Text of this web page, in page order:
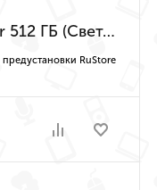
Смартфон Apple iPhone Air 512 ГБ (Светло-золотой | Light Gold) Имеет недостаток в виде невозможности предустановки RuStore
RuStore